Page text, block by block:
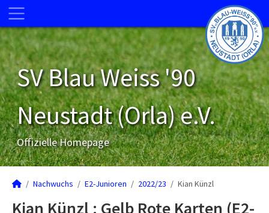
SV Blau Weiss '90
Neustadt (Orla) e.V.
Offizielle Homepage
Nachwuchs E2-Junioren 2022/23 Kian Künzl
Kian Künzl : Gelb Rote Karten (E2-